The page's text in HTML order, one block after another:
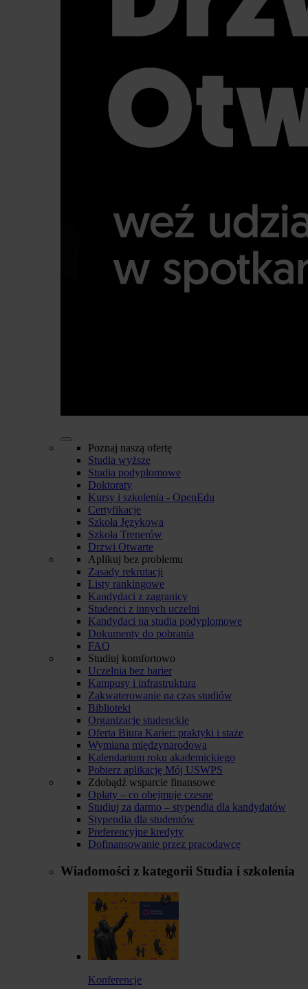
Poznaj naszą ofertę
Studia wyższe
Studia podyplomowe
Doktoraty
Kursy i szkolenia - OpenEdu
Certyfikacje
Szkoła Językowa
Szkoła Trenerów
Drzwi Otwarte
Aplikuj bez problemu
Zasady rekrutacji
Listy rankingowe
Kandydaci z zagranicy
Studenci z innych uczelni
Kandydaci na studia podyplomowe
Dokumenty do pobrania
FAQ
Studiuj komfortowo
Uczelnia bez barier
Kampusy i infrastruktura
Zakwaterowanie na czas studiów
Biblioteki
Organizacje studenckie
Oferta Biura Karier: praktyki i staże
Wymiana międzynarodowa
Kalendarium roku akademickiego
Pobierz aplikację Mój USWPS
Zdobądź wsparcie finansowe
Opłaty – co obejmuje czesne
Studiuj za darmo – stypendia dla kandydatów
Stypendia dla studentów
Preferencyjne kredyty
Dofinansowanie przez pracodawcę
Wiadomości z kategorii Studia i szkolenia
Konferencje